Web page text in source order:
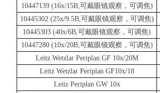
10447139 (16x/15B,可戴眼镜观察，可调焦)
10445302 (25x/9.5B,可戴眼镜观察，可调焦)
10445303 (40x/6B,可戴眼镜观察，可调焦)
10447280 (10x/20B,可戴眼镜观察，可调焦)
Leitz Wetzlar Periplan GF 10x/20M
Leitz Wetzlar Periplan GF10x/18
Leitz Periplan GW 10x